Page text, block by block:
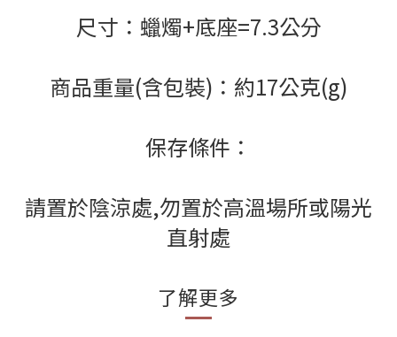
尺寸：蠟燭+底座=7.3公分
商品重量(含包裝)：約17公克(g)
保存條件：
請置於陰涼處,勿置於高溫場所或陽光
直射處
了解更多